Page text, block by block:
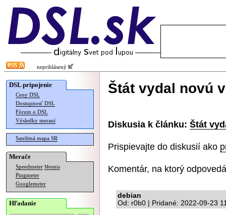
neprihlásený
DSL pripojenie
Ceny DSL
Dostupnosť DSL
Fórum o DSL
Výsledky meraní
Satelitná mapa SR
Merače
Speedmeter Merania
Pingmeter
Googlemeter
Hľadanie
Štát vydal novú
Diskusia k článku: Štát
Prispievajte do diskusií ako
Komentár, na ktorý
debian
Od: r0b0 | Pridané: 2022-09-23